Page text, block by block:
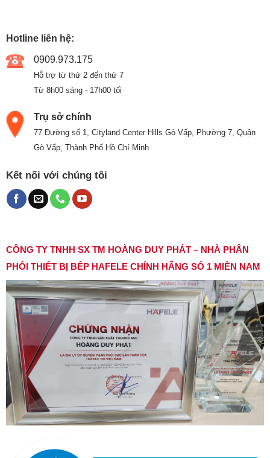
Hotline liên hệ:
0909.973.175
Hỗ trợ từ thứ 2 đến thứ 7
Từ 8h00 sáng - 17h00 tối
Trụ sở chính
77 Đường số 1, Cityland Center Hills Gò Vấp, Phường 7, Quận
Gò Vấp, Thành Phố Hồ Chí Minh
Kết nối với chúng tôi
CÔNG TY TNHH SX TM HOÀNG DUY PHÁT – NHÀ PHÂN
PHỐI THIẾT BỊ BẾP HAFELE CHÍNH HÃNG SỐ 1 MIỀN NAM